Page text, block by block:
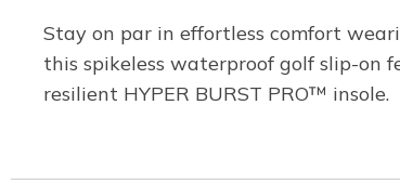
Stay on par in effortless comfort
this spikeless waterproof golf slip-on
resilient HYPER BURST PRO™ insole.